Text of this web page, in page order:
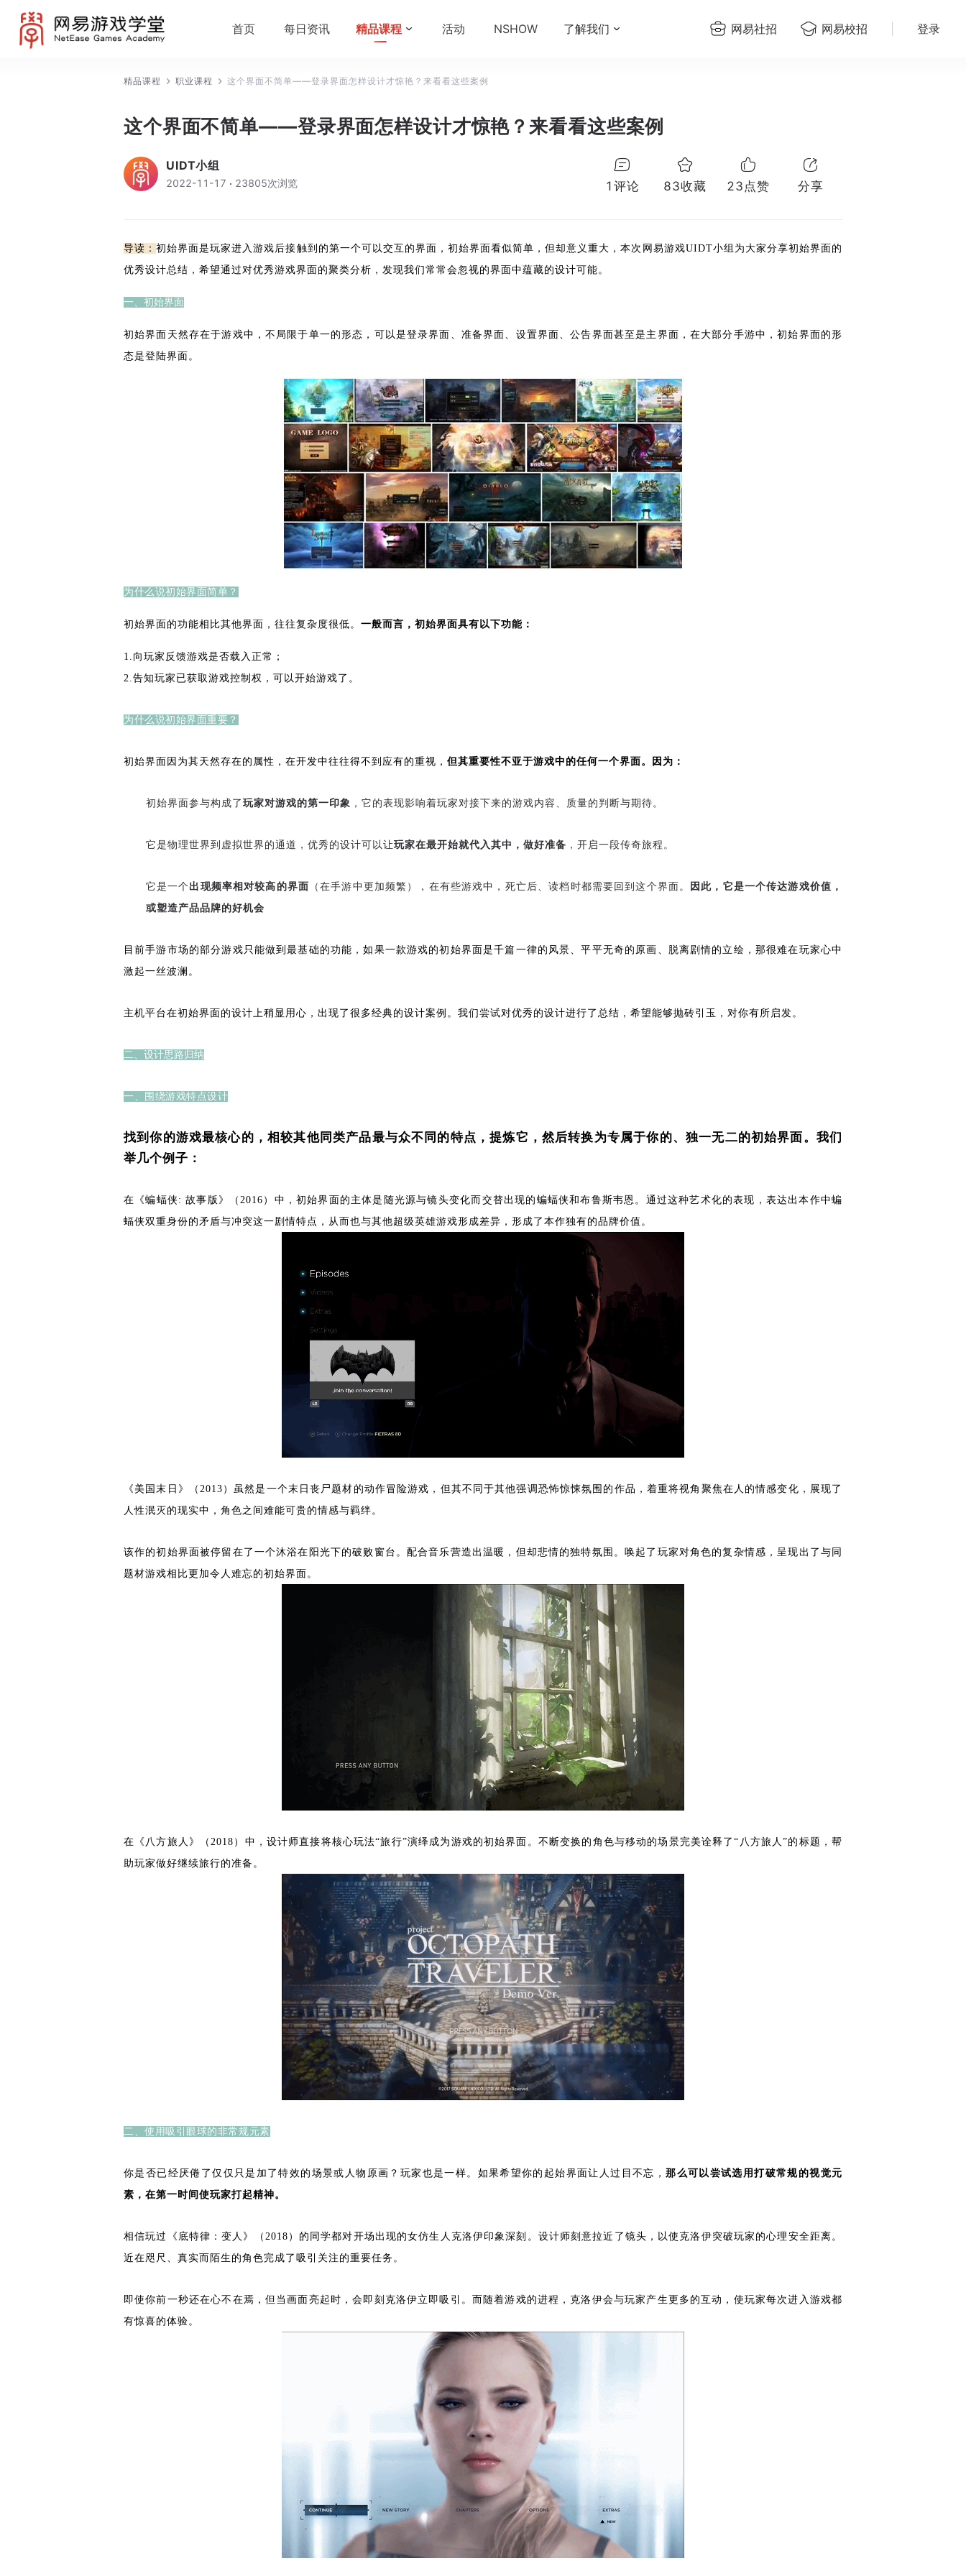
首页 每日资讯 精品课程 活动 NSHOW 了解我们 网易社招 网易校招 登录
精品课程 职业课程 这个界面不简单——登录界面怎样设计才惊艳？来看看这些案例
这个界面不简单——登录界面怎样设计才惊艳？来看看这些案例
UIDT小组
2022-11-17 23805次浏览 1 评论 83收藏 23 点赞 分享
导读：初始界面是玩家进入游戏后接触到的第一个可以交互的界面，初始界面看似简单，但却意义重大，本次网易游戏UIDT小组为大家分享初始界面的
优秀设计总结，希望通过对优秀游戏界面的聚类分析，发现我们常常会忽视的界面中蕴藏的设计可能。
一、初始界面
初始界面天然存在于游戏中，不局限于单一的形态，可以是登录界面、准备界面、设置界面、公告界面甚至是主界面，在大部分手游中，初始界面的形
态是登陆界面。
为什么说初始界面简单？
初始界面的功能相比其他界面，往往复杂度很低。 一般而言，初始界面具有以下功能：
1.向玩家反馈游戏是否载入正常；
2.告知玩家已获取游戏控制权，可以开始游戏了。
为什么说初始界面重要？
初始界面因为其天然存在的属性，在开发中往往得不到应有的重视， 但其重要性不亚于游戏中的任何一个界面。因为：
初始界面参与构成了 玩家对游戏的第一印象 ，它的表现影响着玩家对接下来的游戏内容、质量的判断与期待。
它是物理世界到虚拟世界的通道，优秀的设计可以让玩家在最开始就代入其中，做好准备 ，开启一段传奇旅程。
它是一个 出现频率相对较高的界面 （在手游中更加频繁），在有些游戏中，死亡后、读档时都需要回到这个界面。
因此，它是一个传达游戏价值，
或塑造产品品牌的好机会
目前手游市场的部分游戏只能做到最基础的功能，如果一款游戏的初始界面是千篇一律的风景、平平无奇的原画、脱离剧情的立绘，那很难在玩家心中
激起一丝波澜。
主机平台在初始界面的设计上稍显用心，出现了很多经典的设计案例。我们尝试对优秀的设计进行了总结，希望能够抛砖引玉，对你有所启发。
二、设计思路归纳
一、围绕游戏特点设计
找到你的游戏最核心的，相较其他同类产品最与众不同的特点，提炼它，然后转换为专属于你的、独一无二的初始界面。我们
举几个例子：
在《蝙蝠侠: 故事版》（2016）中，初始界面的主体是随光源与镜头变化而交替出现的蝙蝠侠和布鲁斯韦恩。通过这种艺术化的表现，表达出本作中蝙
蝠侠双重身份的矛盾与冲突这一剧情特点，从而也与其他超级英雄游戏形成差异，形成了本作独有的品牌价值。
《美国末日》（2013）虽然是一个末日丧尸题材的动作冒险游戏，但其不同于其他强调恐怖惊悚氛围的作品，着重将视角聚焦在人的情感变化，展现了
人性泯灭的现实中，角色之间难能可贵的情感与羁绊。
该作的初始界面被停留在了一个沐浴在阳光下的破败窗台。配合音乐营造出温暖，但却悲情的独特氛围。唤起了玩家对角色的复杂情感，呈现出了与同
题材游戏相比更加令人难忘的初始界面。
在《八方旅人》（2018）中，设计师直接将核心玩法“旅行”演绎成为游戏的初始界面。不断变换的角色与移动的场景完美诠释了“八方旅人”的标题，帮
助玩家做好继续旅行的准备。
二、使用吸引眼球的非常规元素
你是否已经厌倦了仅仅只是加了特效的场景或人物原画？玩家也是一样。如果希望你的起始界面让人过目不忘，那么可以尝试选用打破常规的视觉元
素，在第一时间使玩家打起精神。
相信玩过《底特律：变人》（2018）的同学都对开场出现的女仿生人克洛伊印象深刻。设计师刻意拉近了镜头，以使克洛伊突破玩家的心理安全距离。
近在咫尺、真实而陌生的角色完成了吸引关注的重要任务。
即使你前一秒还在心不在焉，但当画面亮起时，会即刻克洛伊立即吸引。而随着游戏的进程，克洛伊会与玩家产生更多的互动，使玩家每次进入游戏都
有惊喜的体验。